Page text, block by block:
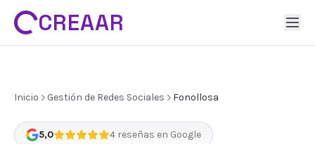
CREAAR
Inicio Gestión de Redes Sociales Fonollosa
5,0 4 reseñas en Google